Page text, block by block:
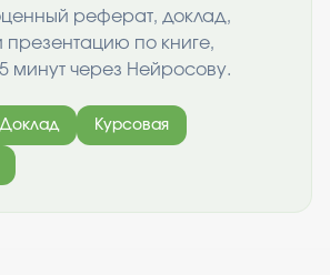
реферат, доклад,
презентацию по книге,
минут через Нейросову.
Доклад Курсовая